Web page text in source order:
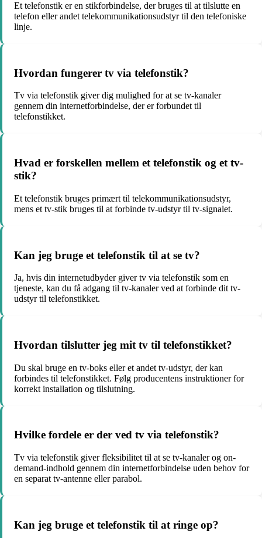
Et telefonstik er en stikforbindelse, der bruges til at tilslutte en
telefon eller andet telekommunikationsudstyr til den telefoniske
linje.
Hvordan fungerer tv via telefonstik?
Tv via telefonstik giver dig mulighed for at se tv-kanaler
gennem din internetforbindelse, der er forbundet til
telefonstikket.
Hvad er forskellen mellem et telefonstik og et tv-
stik?
Et telefonstik bruges primært til telekommunikationsudstyr,
mens et tv-stik bruges til at forbinde tv-udstyr til tv-signalet.
Kan jeg bruge et telefonstik til at se tv?
Ja, hvis din internetudbyder giver tv via telefonstik som en
tjeneste, kan du få adgang til tv-kanaler ved at forbinde dit tv-
udstyr til telefonstikket.
Hvordan tilslutter jeg mit tv til telefonstikket?
Du skal bruge en tv-boks eller et andet tv-udstyr, der kan
forbindes til telefonstikket. Følg producentens instruktioner for
korrekt installation og tilslutning.
Hvilke fordele er der ved tv via telefonstik?
Tv via telefonstik giver fleksibilitet til at se tv-kanaler og on-
demand-indhold gennem din internetforbindelse uden behov for
en separat tv-antenne eller parabol.
Kan jeg bruge et telefonstik til at ringe op?